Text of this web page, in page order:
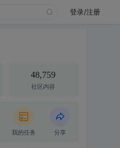
登录/注册
48,759
社区内容
我的任务 分享